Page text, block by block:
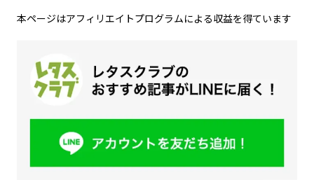
本ページはアフィリエイトプログラムによる収益を得ています